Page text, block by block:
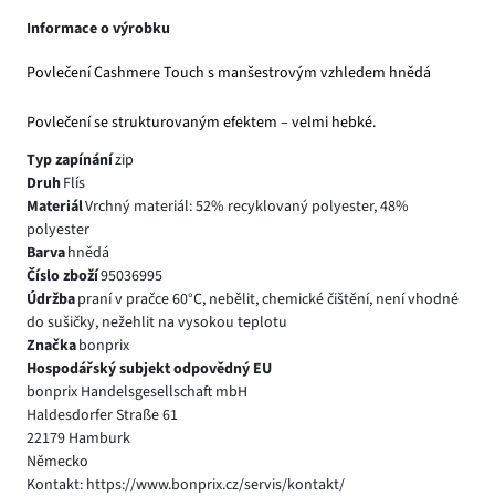
Informace o výrobku
Povlečení Cashmere Touch s manšestrovým vzhledem hnědá
Povlečení se strukturovaným efektem – velmi hebké.
Typ zapínánízip
DruhFlís
MateriálVrchný materiál: 52% recyklovaný polyester, 48%
polyester
Barvahnědá
Číslo zboží95036995
Údržbapraní v pračce 60°C, nebělit, chemické čištění, není vhodné
do sušičky, nežehlit na vysokou teplotu
Značkabonprix
Hospodářský subjekt odpovědný EU
bonprix Handelsgesellschaft mbH
Haldesdorfer Straße 61
22179 Hamburk
Německo
Kontakt: https://www.bonprix.cz/servis/kontakt/